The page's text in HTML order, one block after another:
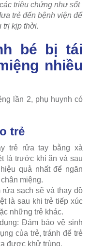
triệu chứng như sốt
trẻ đến bệnh viện để
trị kịp thời.
bé bị tái
nhiều
lần 2, phụ huynh có
trẻ
trẻ rửa tay bằng xà
là trước khi ăn và sau
quả nhất để ngăn
miệng.
sạch sẽ và thay đồ
là sau khi trẻ tiếp xúc
những trẻ khác.
Đảm bảo vệ sinh
của trẻ, tránh để trẻ
được khử trùng.